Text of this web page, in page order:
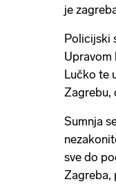
je
Policijski
Lučko te
Zagrebu,
Sumnja
sve do
Zagreba,